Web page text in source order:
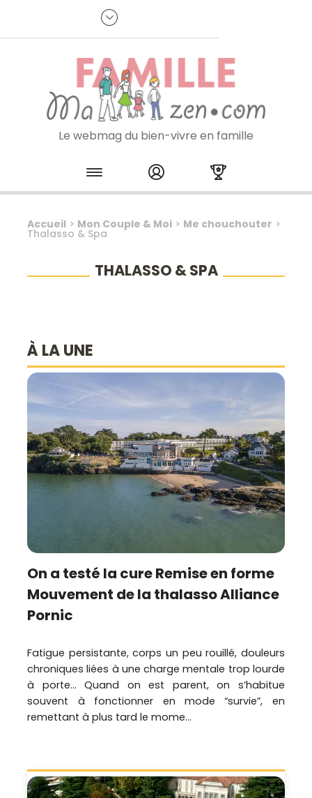
Je m'inscris à la newsletter
Le webmag du bien-vivre en famille
Skip to content
Accueil > Mon Couple & Moi > Me chouchouter >
Thalasso & Spa
THALASSO & SPA
À LA UNE
On a testé la cure Remise en forme
Mouvement de la thalasso Alliance
Pornic
Fatigue persistante, corps un peu rouillé, douleurs
chroniques liées à une charge mentale trop lourde
à porte… Quand on est parent, on s’habitue
souvent à fonctionner en mode “survie”, en
remettant à plus tard le mome...
Panneau de gestion des cookies